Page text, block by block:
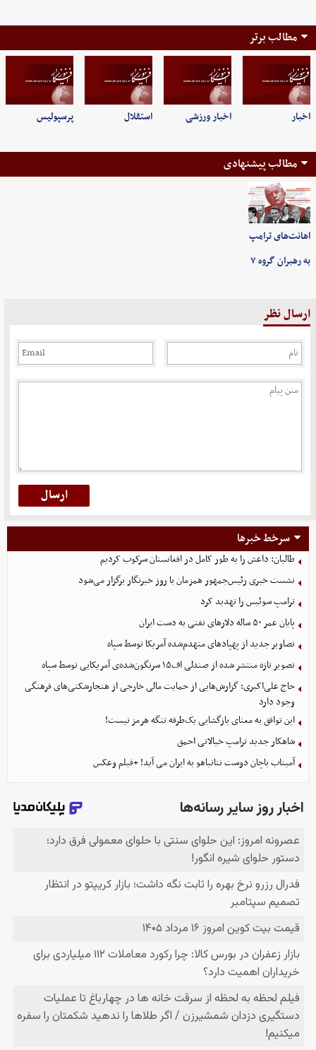
مطالب برتر
اخبار اخبار ورزشی استقلال پرسپولیس
مطالب پیشنهادی
اهانت‌های ترامپ
به رهبران گروه ۷
ارسال نظر
سرخط خبرها
طالبان: داعش را به طور کامل در افغانستان سرکوب کردیم
نشست خبری رئیس‌جمهور همزمان با روز خبرنگار برگزار می‌شود
ترامپ سوئیس را تهدید کرد
پایان عمر ۵۰ ساله دلارهای نفتی به دست ایران
تصاویر جدید از پهپادهای منهدم‌شده آمریکا توسط سپاه
تصویر تازه منتشر شده از صندلی اف۱۵ سرنگون‌شده‌ی آمریکایی توسط سپاه
حاج علی‌اکبری: گزارش‌هایی از حمایت مالی خارجی از هنجارشکنی‌های فرهنگی
وجود دارد
این توافق به معنای بازگشایی یک‌طرفه تنگه هرمز نیست!
شاهکار جدید ترامپ خیالاتی احمق
آمیتاب باچان دوست نتانیاهو به ایران می آید! +فیلم وعکس